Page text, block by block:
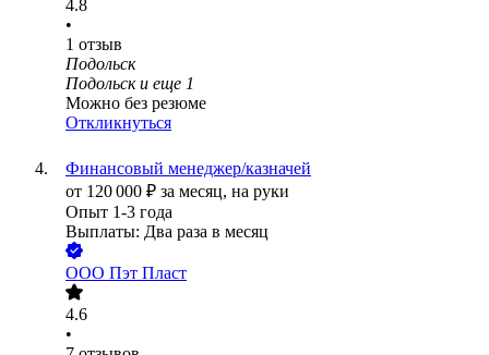
4.8
•
1 отзыв
Подольск
Подольск и еще 1
Можно без резюме
Откликнуться
Финансовый менеджер/казначей
от 120 000 ₽ за месяц, на руки
Опыт 1-3 года
Выплаты: Два раза в месяц
ООО Пэт Пласт
4.6
•